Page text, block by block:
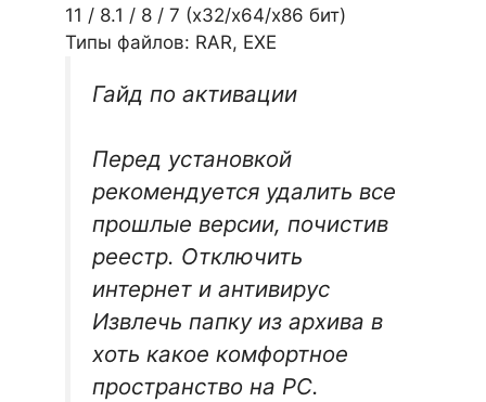
11 / 8.1 / 8 / 7 (х32/x64/x86 бит)
Типы файлов: RAR, EXE
Гайд по активации
Перед установкой
рекомендуется удалить все
прошлые версии, почистив
реестр. Отключить
интернет и антивирус
Извлечь папку из архива в
хоть какое комфортное
пространство на PC.